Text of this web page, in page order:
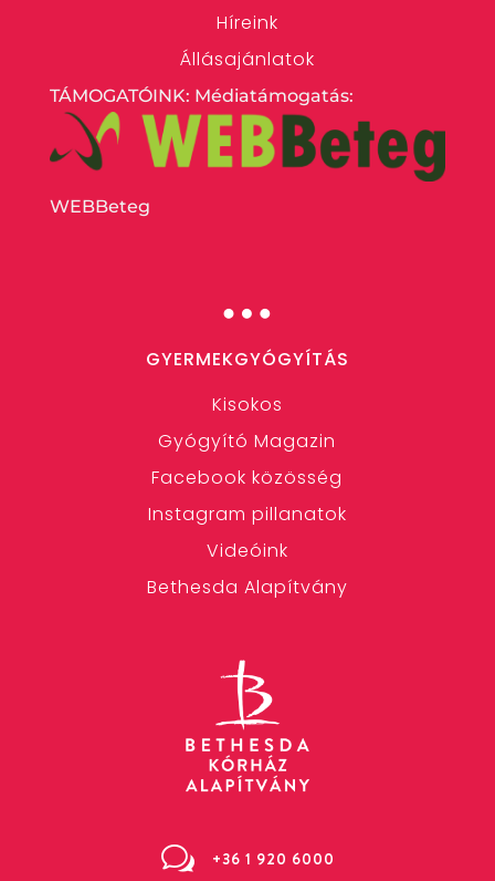
Híreink
Állásajánlatok
TÁMOGATÓINK: Médiatámogatás:
WEBBeteg
…
GYERMEKGYÓGYÍTÁS
Kisokos
Gyógyító Magazin
Facebook közösség
Instagram pillanatok
Videóink
Bethesda Alapítvány
w +36 1 920 6000